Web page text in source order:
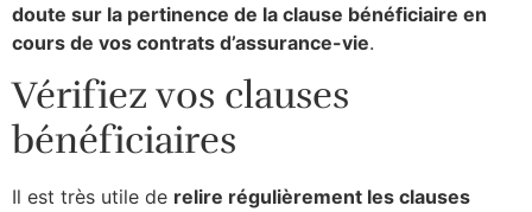
doute sur la pertinence de la clause bénéficiaire en
cours de vos contrats d’assurance-vie.
Vérifiez vos clauses
bénéficiaires
Il est très utile de relire régulièrement les clauses